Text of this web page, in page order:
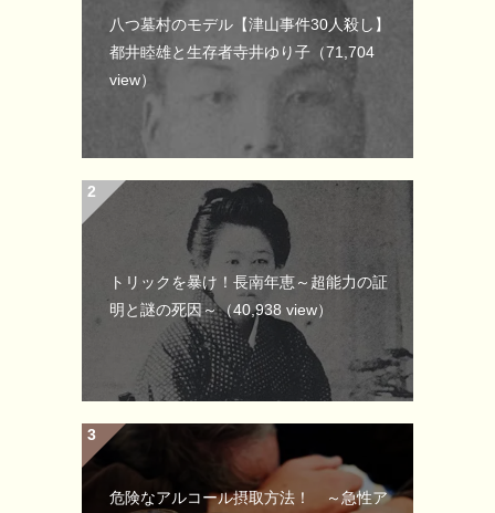
八つ墓村のモデル【津山事件30人殺し】
都井睦雄と生存者寺井ゆり子 （71,704
view）
トリックを暴け！長南年恵～超能力の証
明と謎の死因～（40,938 view）
危険なアルコール摂取方法！ ～急性ア